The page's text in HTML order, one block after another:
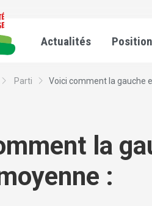
Actualités
Parti Voici comment la gauche
la
: